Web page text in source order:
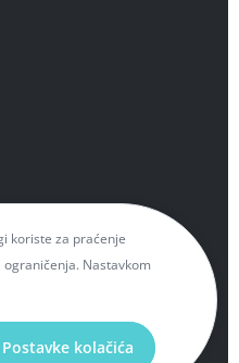
je
koriste za praćenje
Nastavkom
Postavke kolačića